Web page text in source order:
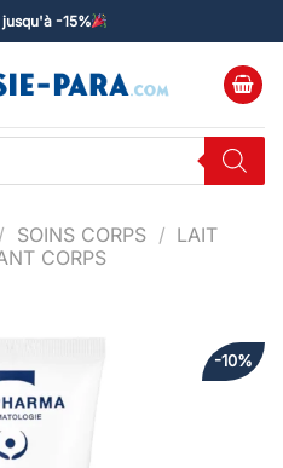
jusqu'à -15%
/ SOINS CORPS / LAIT
CORPS
-10%